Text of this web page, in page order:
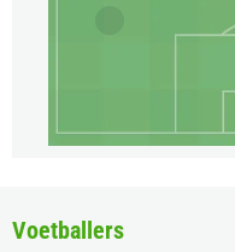
Voetballers